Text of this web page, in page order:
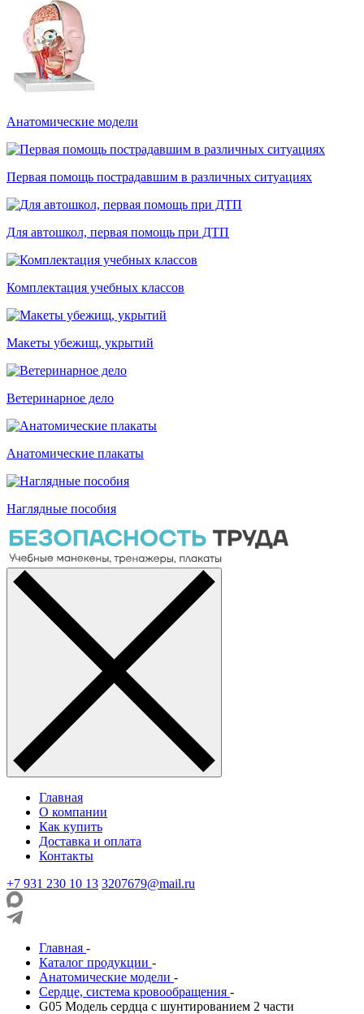
Анатомические модели
Первая помощь пострадавшим в различных ситуациях
Для автошкол, первая помощь при ДТП
Комплектация учебных классов
Макеты убежищ, укрытий
Ветеринарное дело
Анатомические плакаты
Наглядные пособия
Главная
О компании
Как купить
Доставка и оплата
Контакты
+7 931 230 10 13 3207679@mail.ru
Главная -
Каталог продукции -
Анатомические модели -
Сердце, система кровообращения -
G05 Модель сердца с шунтированием 2 части